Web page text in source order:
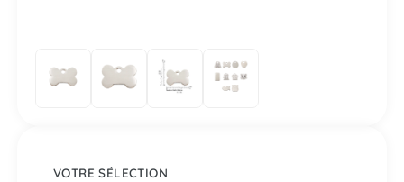
VOTRE SÉLECTION